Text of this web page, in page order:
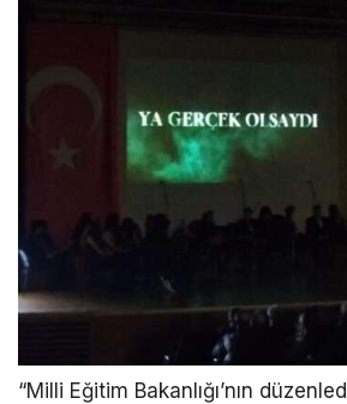
“Milli Eğitim Bakanlığı’nın